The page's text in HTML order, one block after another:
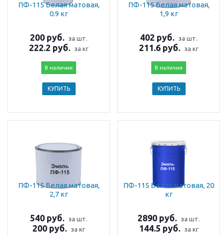
ПФ-115 Белая матовая,
0.9 кг
200 руб. за шт.
222.2 руб. за кг
В наличии
КУПИТЬ
ПФ-115 Белая матовая,
1,9 кг
402 руб. за шт.
211.6 руб. за кг
В наличии
КУПИТЬ
ПФ-115 Белая матовая,
2,7 кг
540 руб. за шт.
200 руб. за кг
ПФ-115 Белая матовая, 20
кг
2890 руб. за шт.
144.5 руб. за кг